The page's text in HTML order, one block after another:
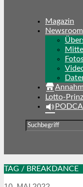
Magazin
Newsroom
Lotto-
TAG / BREAKDANCE